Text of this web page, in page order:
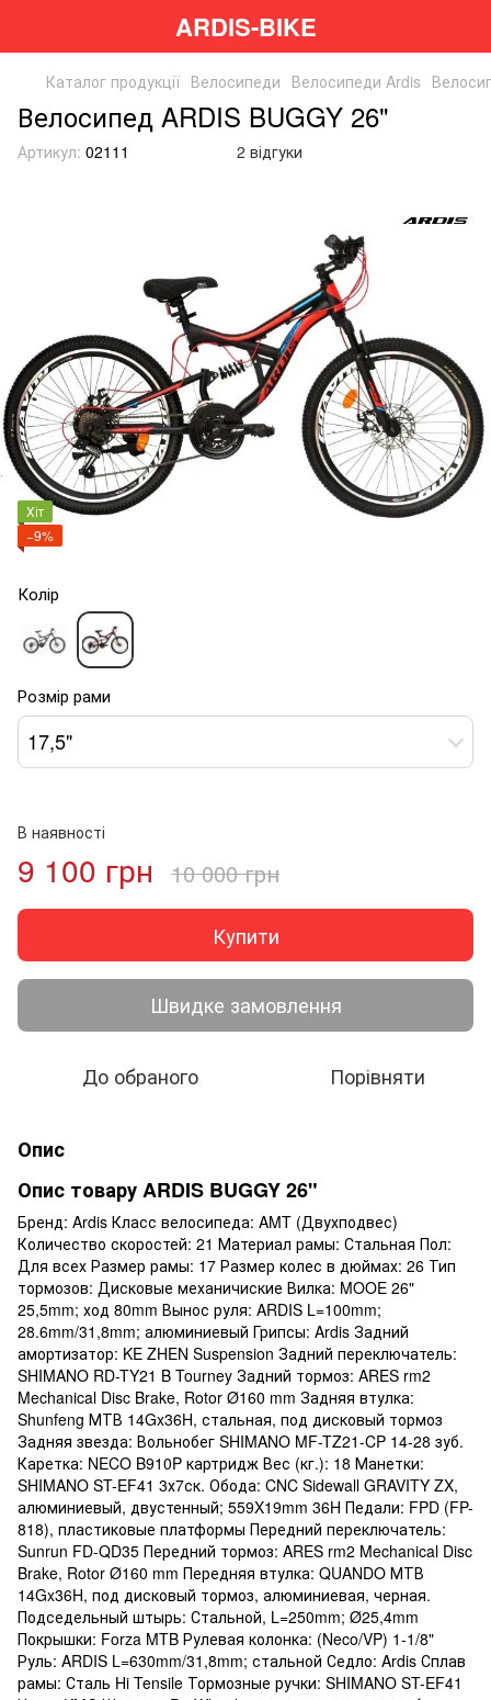
ARDIS-BIKE
Каталог продукції Велосипеди Велосипеди Ardis
Велосипед ARDIS BUGGY 26"
Артикул: 02111 2 відгуки
Хіт
−9%
Колір
Розмір рами
17,5"
В наявності
9 100 грн 10 000 грн
Купити
Швидке замовлення
До обраного Порівняти
Опис
Опис товару ARDIS BUGGY 26"
Бренд: Ardis Класс велосипеда: AMT (Двухподвес)
Количество скоростей: 21 Материал рамы: Стальная Пол:
Для всех Размер рамы: 17 Размер колес в дюймах: 26 Тип
тормозов: Дисковые механичиские Вилка: MOOE 26"
25,5mm; ход 80mm Вынос руля: ARDIS L=100mm;
28.6mm/31,8mm; алюминиевый Грипсы: Ardis Задний
амортизатор: KE ZHEN Suspension Задний переключатель:
SHIMANO RD-TY21 B Tourney Задний тормоз: ARES rm2
Mechanical Disc Brake, Rotor Ø160 mm Задняя втулка:
Shunfeng МТВ 14Gx36H, стальная, под дисковый тормоз
Задняя звезда: Вольнобег SHIMANO MF-TZ21-CP 14-28 зуб.
Каретка: NECO B910P картридж Вес (кг.): 18 Манетки:
SHIMANO ST-EF41 3х7ск. Обода: CNC Sidewall GRAVITY ZX,
алюминиевый, двустенный; 559X19mm 36H Педали: FPD (FP-
818), пластиковые платформы Передний переключатель:
Sunrun FD-QD35 Передний тормоз: ARES rm2 Mechanical Disc
Brake, Rotor Ø160 mm Передняя втулка: QUANDO МТВ
14Gx36H, под дисковый тормоз, алюминиевая, черная.
Подседельный штырь: Стальной, L=250mm; Ø25,4mm
Покрышки: Forza MTB Рулевая колонка: (Neco/VP) 1-1/8"
Руль: ARDIS L=630mm/31,8mm; стальной Седло: Ardis Сплав
рамы: Сталь Hi Tensile Тормозные ручки: SHIMANO ST-EF41